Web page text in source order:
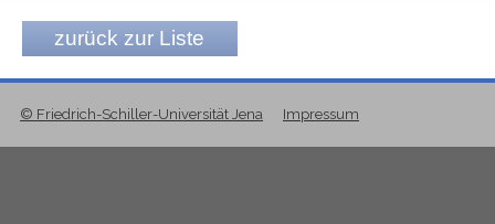
zurück zur Liste
© Friedrich-Schiller-Universität Jena Impressum